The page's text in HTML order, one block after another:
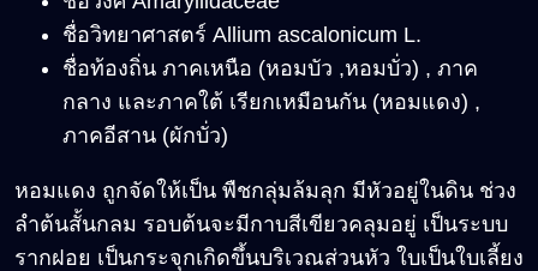
ชื่อวิทยาศาสตร์ Allium ascalonicum L.
ชื่อท้องถิ่น ภาคเหนือ (หอมบัว ,หอมบั่ว) , ภาค
กลาง และภาคใต้ เรียกเหมือนกัน (หอมแดง) ,
ภาคอีสาน (ผักบั่ว)
หอมแดง ถูกจัดให้เป็น พืชกลุ่มล้มลุก มีหัวอยู่ในดิน ช่วง
ลำต้นสั้นกลม รอบต้นจะมีกาบสีเขียวคลุมอยู่ เป็นระบบ
รากฝอย เป็นกระจุกเกิดขึ้นบริเวณส่วนหัว ใบเป็นใบเลี้ยง